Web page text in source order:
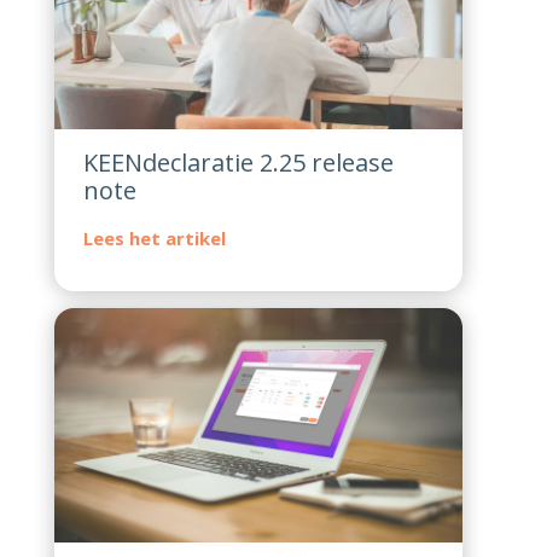
KEENdeclaratie 2.25 release
note